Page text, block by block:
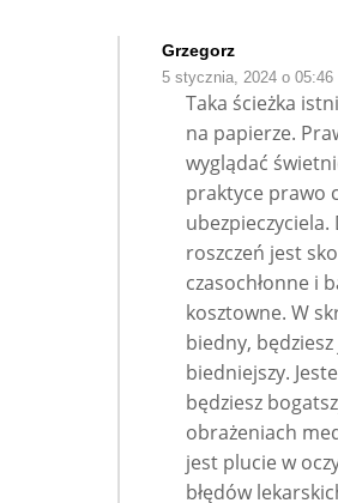
Grzegorz
5 stycznia, 2024 o 05:46
Taka ścieżka
na papierze.
wyglądać
praktyce prawo
roszczeń jest
czasochłonne i
kosztowne. W
biedny, będziesz
biedniejszy.
będziesz
obrażeniach
jest plucie w
błędów